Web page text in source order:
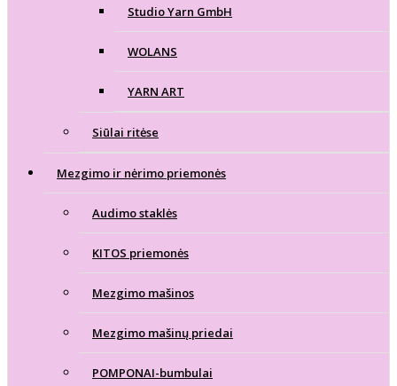
Studio Yarn GmbH
WOLANS
YARN ART
Siūlai ritėse
Mezgimo ir nėrimo priemonės
Audimo staklės
KITOS priemonės
Mezgimo mašinos
Mezgimo mašinų priedai
POMPONAI-bumbulai